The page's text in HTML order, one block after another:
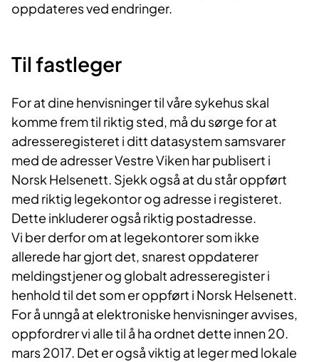
oppdateres ved endringer.
Til fastleger
For at dine henvisninger til våre sykehus skal
komme frem til riktig sted, må du sørge for at
adresseregisteret i ditt datasystem samsvarer
med de adresser Vestre Viken har publisert i
Norsk Helsenett. Sjekk også at du står oppført
med riktig legekontor og adresse i registeret.
Dette inkluderer også riktig postadresse.
Vi ber derfor om at legekontorer som ikke
allerede har gjort det, snarest oppdaterer
meldingstjener og globalt adresseregister i
henhold til det som er oppført i Norsk Helsenett.
For å unngå at elektroniske henvisninger avvises,
oppfordrer vi alle til å ha ordnet dette innen 20.
mars 2017. Det er også viktig at leger med lokale